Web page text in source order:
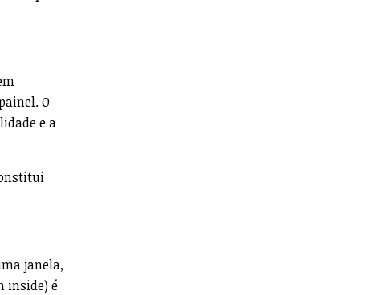
O
e a
janela,
inside) é